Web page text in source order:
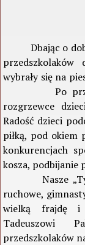
Dbając o
wybrały się na
Po
rozgrzewce
Radość dzieci
piłką, pod okiem
konkurencjach
kosza, podbijanie
Nasze
ruchowe,
wielką frajdę i
Tadeuszowi
przedszkolaków